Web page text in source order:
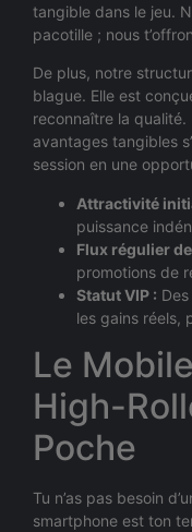
tangible dans le jeu.
pacotille ; nous
De plus, notre
blague. Elle est
reconnaître la qualité.
avantages tangibles
session en une
Attractivité
puissance
Flux régulier
promotions de
Statut VIP :
les gains réels,
Le
High-
Poche
Tu n’as pas besoin
smartphone est ton